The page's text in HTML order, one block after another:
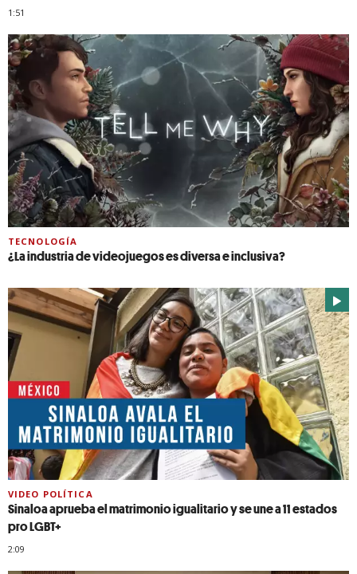
1:51
TECNOLOGÍA
¿La industria de videojuegos es diversa e inclusiva?
VIDEO POLÍTICA
Sinaloa aprueba el matrimonio igualitario y se une a 11 estados
pro LGBT+
2:09